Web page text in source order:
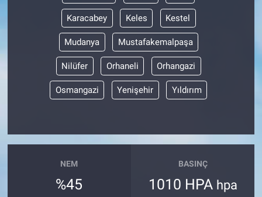
Karacabey Keles Kestel
Mudanya Mustafakemalpaşa
Nilüfer Orhaneli Orhangazi
Osmangazi Yenişehir Yıldırım
NEM
%45
BASINÇ
1010 HPA hpa